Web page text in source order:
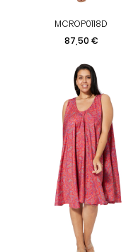
MCROP0118D
Prix
87,50 €